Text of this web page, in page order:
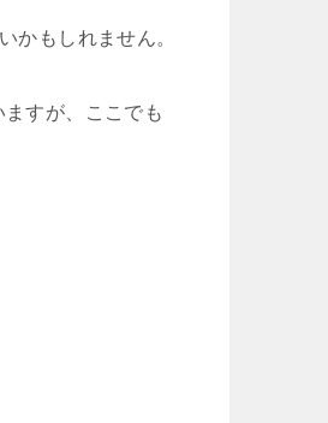
かもしれません。
すが、ここでも